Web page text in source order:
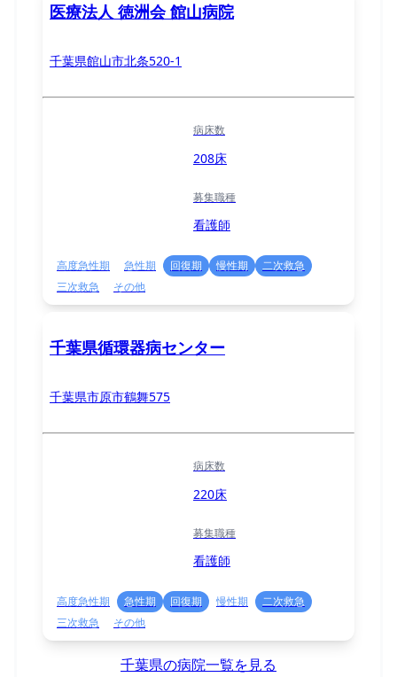
医療法人 徳洲会 館山病院
千葉県館山市北条520-1
病床数
208床
募集職種
看護師
高度急性期 急性期 回復期 慢性期
二次救急
三次救急
その他
千葉県循環器病センター
千葉県市原市鶴舞575
病床数
220床
募集職種
看護師
高度急性期 急性期 回復期 慢性期
二次救急
三次救急
その他
千葉県の病院一覧を見る